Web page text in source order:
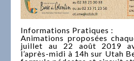
Informations Pratiques :
Animations proposées
juillet au 22 août 2019
l’après-midi à 14h sur Utah